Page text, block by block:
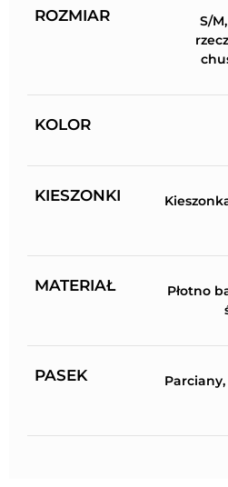
ROZMIAR
S/
KOLOR
KIESZONKI
MATERIAŁ
Płotno
PASEK